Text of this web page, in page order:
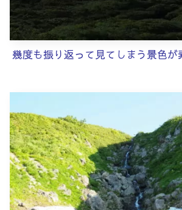
幾度も振り返って見てしまう景色が